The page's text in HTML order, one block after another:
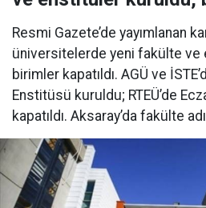
Resmi Gazete’de yayımlanan
üniversitelerde yeni fakülte ve
birimler kapatıldı. AGÜ ve
Enstitüsü kuruldu; RTEÜ’de
kapatıldı. Aksaray’da fakülte